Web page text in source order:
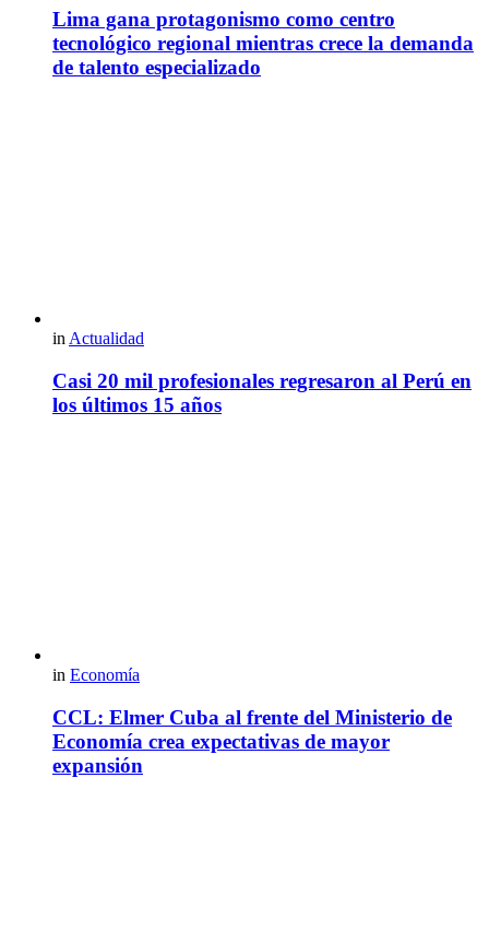
Lima gana protagonismo como centro
tecnológico regional mientras crece la demanda
de talento especializado
in Actualidad
Casi 20 mil profesionales regresaron al Perú en
los últimos 15 años
in Economía
CCL: Elmer Cuba al frente del Ministerio de
Economía crea expectativas de mayor
expansión